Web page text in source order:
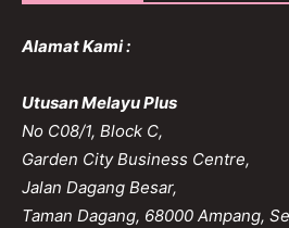
Alamat Kami :
Utusan Melayu Plus
No C08/1, Block C,
Garden City Business Centre,
Jalan Dagang Besar,
Taman Dagang, 68000 Ampang,